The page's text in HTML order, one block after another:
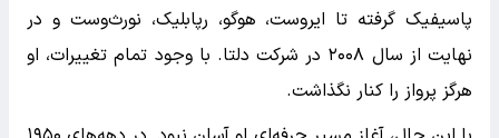
پاسیفیک گرفته تا ایروست، هوگو، رپابلیک، نورث‌وست و در
نهایت از سال ۲۰۰۸ در شرکت دلتا. با وجود تمام تغییرات، او
هرگز پرواز را کنار نگذاشت.